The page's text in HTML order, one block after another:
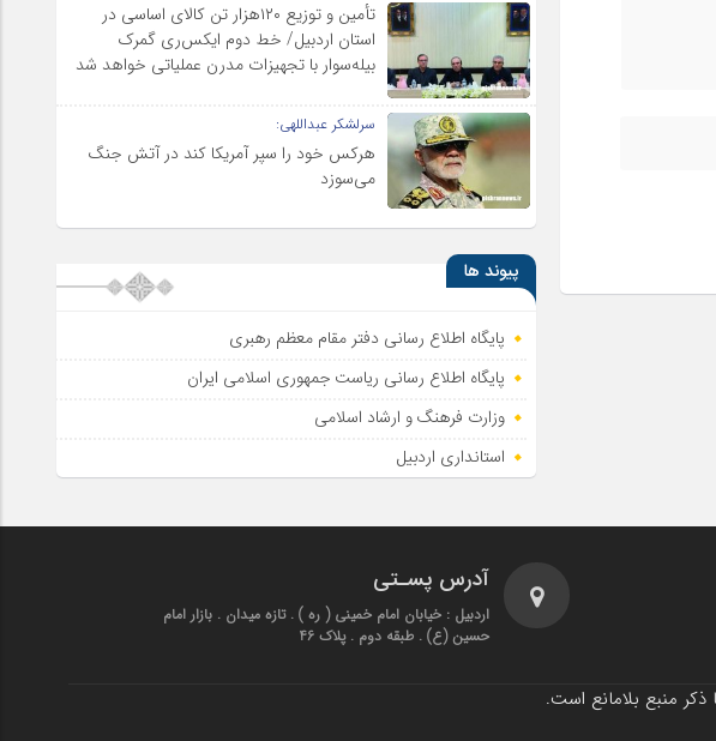
تأمین و توزیع ۱۲۰هزار تن کالای اساسی در
استان اردبیل/ خط دوم ایکس‌ری گمرک
بیله‌سوار با تجهیزات مدرن عملیاتی خواهد شد
سرلشکر عبداللهی:
هرکس خود را سپر آمریکا کند در آتش جنگ
می‌سوزد
پیوند ها
پایگاه اطلاع رسانی دفتر مقام معظم رهبری
پایگاه اطلاع‌ رسانی ریاست‌ جمهوری اسلامی ایران
وزارت فرهنگ و ارشاد اسلامی
استانداری اردبیل
آدرس پسـتی
اردبیل : خیابان امام خمینی ( ره ) . تازه میدان . بازار امام
حسین (ع) . طبقه دوم . پلاک 46
منبع بلامانع است.